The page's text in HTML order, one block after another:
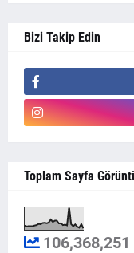
Bizi Takip Edin
Toplam Sayfa
106,368,251